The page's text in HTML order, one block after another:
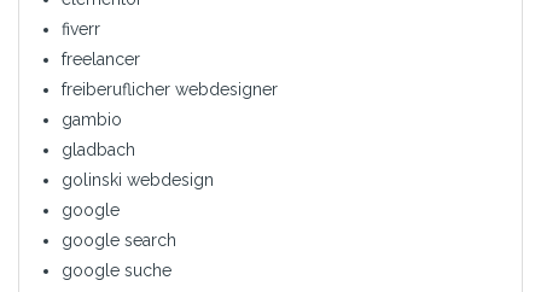
fiverr
freelancer
freiberuflicher webdesigner
gambio
gladbach
golinski webdesign
google
google search
google suche